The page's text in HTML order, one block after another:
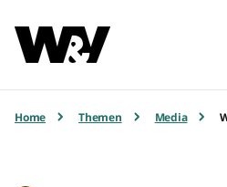
Home Themen Media